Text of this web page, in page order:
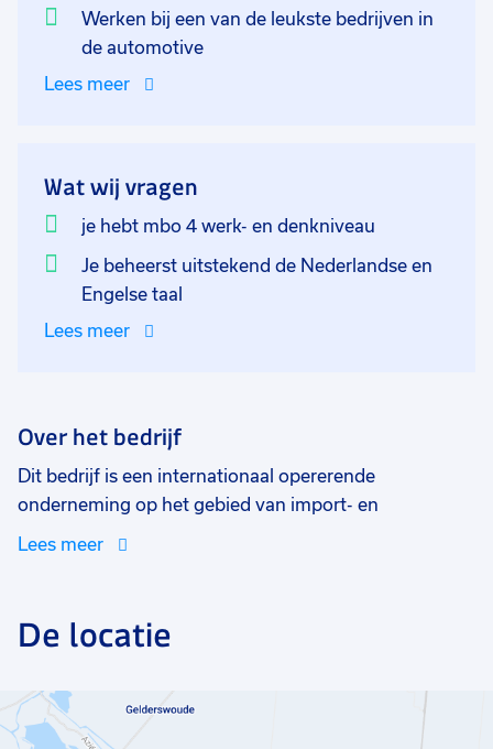
beschik je over een hoop flexibiliteit. Je werkdagen
zullen voornamelijk op kantoor zijn tijdens
Werken bij een van de leukste bedrijven in
de automotive
Lees meer
Wat wij vragen
je hebt mbo 4 werk- en denkniveau
Je beheerst uitstekend de Nederlandse en
Engelse taal
Lees meer
Over het bedrijf
Dit bedrijf is een internationaal opererende
onderneming op het gebied van import- en
exportdienstverlening, groothandel en logistiek. Dit
familiaire, warme en open sfeer. Iedereen heeft hart
voor de zaak en je ontvangt ook veel waardering
de bedrijfskroeg, is er elk jaar een barbecue waar je
partner ook welkom is en gaan ze eens per jaar met z’n
Lees meer
De locatie